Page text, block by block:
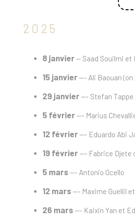
2025
8 janvier-- Saad Souilmi et
15 janvier--- Ali Baouan (on
29 janvier--- Stefan Tappe
5 février--- Marius
12 février--- Eduardo Abi
19 février--- Fabrice Djete
5 mars--- Antonio Ocello
12 mars--- Maxime Guellil
26 mars--- Kaixin Yan et